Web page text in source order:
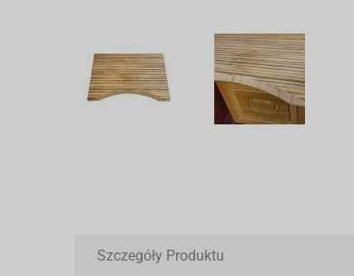
Szczegóły Produktu